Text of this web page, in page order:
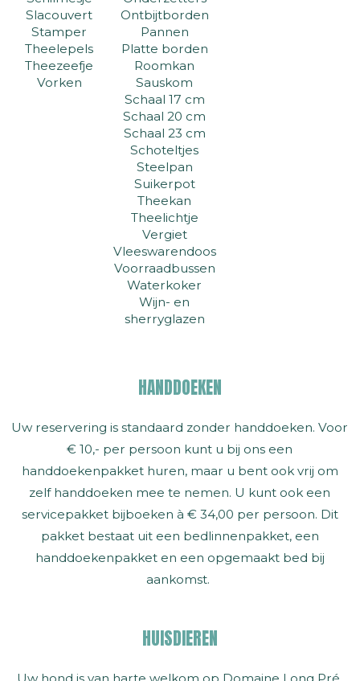
Slacouvert
Ontbijtborden
Stamper
Pannen
Theelepels
Platte borden
Theezeefje
Roomkan
Vorken
Sauskom
Schaal 17 cm
Schaal 20 cm
Schaal 23 cm
Schoteltjes
Steelpan
Suikerpot
Theekan
Theelichtje
Vergiet
Vleeswarendoos
Voorraadbussen
Waterkoker
Wijn- en
sherryglazen
HANDDOEKEN
Uw reservering is standaard zonder handdoeken. Voor
€ 10,- per persoon kunt u bij ons een
handdoekenpakket huren, maar u bent ook vrij om
zelf handdoeken mee te nemen. U kunt ook een
servicepakket bijboeken à € 34,00 per persoon. Dit
pakket bestaat uit een bedlinnenpakket, een
handdoekenpakket en een opgemaakt bed bij
aankomst.
HUISDIEREN